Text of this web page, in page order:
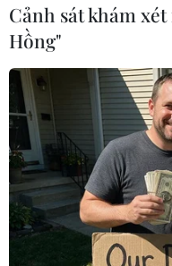
Anh Đức nói gì
danh sách dự
19/12/2018 04:55
Tiền đạo Nguyễn Anh
biết mình không có tên
Việt Nam tham dự
Cảnh sát khám
Hồng"